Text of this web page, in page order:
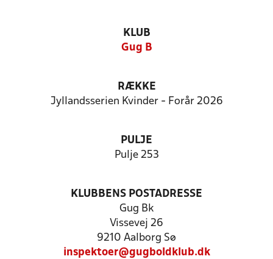
KLUB
Gug B
RÆKKE
Jyllandsserien Kvinder - Forår 2026
PULJE
Pulje 253
KLUBBENS POSTADRESSE
Gug Bk
Vissevej 26
9210 Aalborg Sø
inspektoer@gugboldklub.dk